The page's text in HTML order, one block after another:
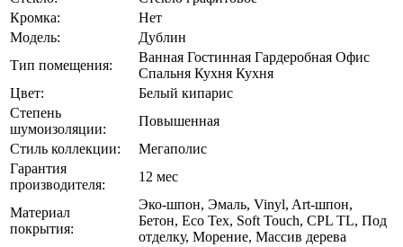
Кромка:
Нет
Модель:
Дублин
Тип помещения:
Ванная Гостинная Гардеробная Офис
Спальня Кухня Кухня
Цвет:
Белый кипарис
Степень
шумоизоляции:
Повышенная
Стиль коллекции:
Мегаполис
Гарантия
производителя:
12 мес
Материал
покрытия:
Эко-шпон, Эмаль, Vinyl, Art-шпон,
Бетон, Eco Tex, Soft Touch, CPL TL, Под
отделку, Морение, Массив дерева